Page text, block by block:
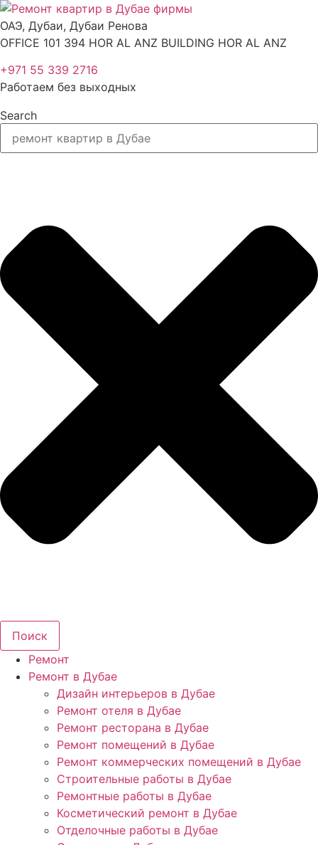
Перейти
к
содержимому
ОАЭ, Дубаи, Дубаи Ренова
OFFICE 101 394 HOR AL ANZ BUILDING HOR AL ANZ
+971 55 339 2716
Работаем без выходных
Search
Поиск
Ремонт
Ремонт в Дубае
Дизайн интерьеров в Дубае
Ремонт отеля в Дубае
Ремонт ресторана в Дубае
Ремонт помещений в Дубае
Ремонт коммерческих помещений в Дубае
Строительные работы в Дубае
Ремонтные работы в Дубае
Косметический ремонт в Дубае
Отделочные работы в Дубае